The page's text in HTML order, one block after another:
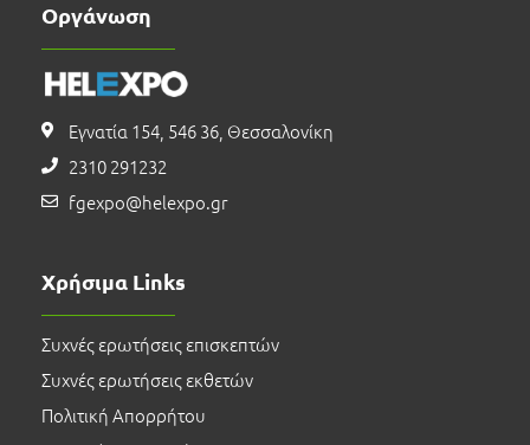
Οργάνωση
Εγνατία 154, 546 36, Θεσσαλονίκη
2310 291232
fgexpo@helexpo.gr
Χρήσιμα Links
Συχνές ερωτήσεις επισκεπτών
Συχνές ερωτήσεις εκθετών
Πολιτική Απορρήτου